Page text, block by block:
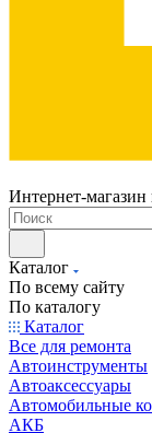
Интернет-магазин
Каталог
По всему сайту
По каталогу
Каталог
Все для ремонта
Автоинструменты
Автоаксессуары
Автомобильные
АКБ